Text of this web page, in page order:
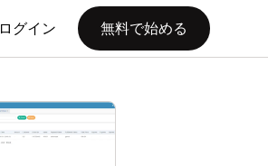
ログイン 無料で始める